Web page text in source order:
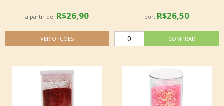
a partir de: R$26,90 por: R$26,50